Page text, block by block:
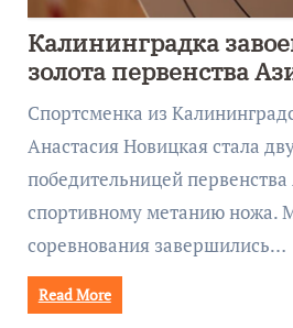
Калининградка
золота первенства
метанию ножа
Спортсменка из
Анастасия Новицкая стала
победительницей
спортивному метанию ножа.
соревнования завершились…
Read More